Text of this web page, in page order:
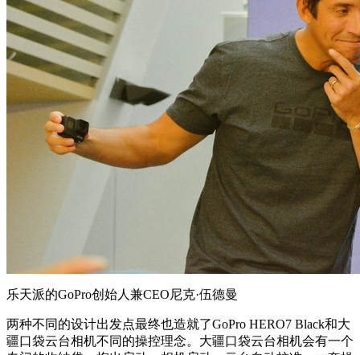
乐天派的GoPro创始人兼CEO尼克·伍德曼
两种不同的设计出发点最终也造就了GoPro HERO7 Black和大
疆口袋云台相机不同的操控理念。大疆口袋云台相机会有一个